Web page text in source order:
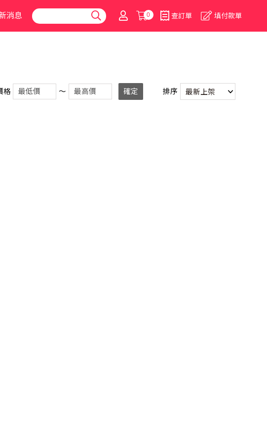
消息 0 查訂單 填付款單
格 ～ 確定 排序